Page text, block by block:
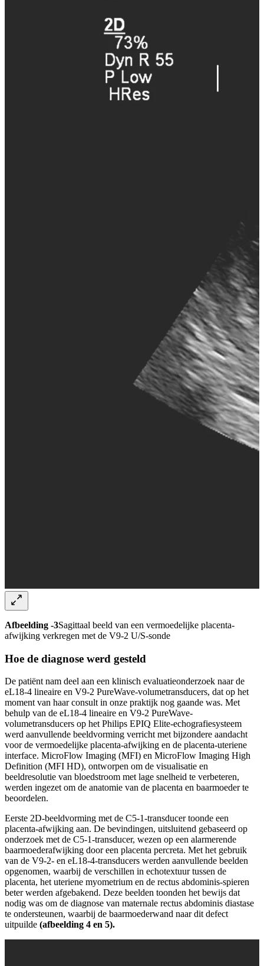
Afbeelding -3Sagittaal beeld van een vermoedelijke placenta-
afwijking verkregen met de V9-2 U/S-sonde
Hoe de diagnose werd gesteld
De patiënt nam deel aan een klinisch evaluatieonderzoek naar de
eL18-4 lineaire en V9-2 PureWave-volumetransducers, dat op het
moment van haar consult in onze praktijk nog gaande was. Met
behulp van de eL18-4 lineaire en V9-2 PureWave-
volumetransducers op het Philips EPIQ Elite-echografiesysteem
werd aanvullende beeldvorming verricht met bijzondere aandacht
voor de vermoedelijke placenta-afwijking en de placenta-uteriene
interface. MicroFlow Imaging (MFI) en MicroFlow Imaging High
Definition (MFI HD), ontworpen om de visualisatie en
beeldresolutie van bloedstroom met lage snelheid te verbeteren,
werden ingezet om de anatomie van de placenta en baarmoeder te
beoordelen.
Eerste 2D-beeldvorming met de C5-1-transducer toonde een
placenta-afwijking aan. De bevindingen, uitsluitend gebaseerd op
onderzoek met de C5-1-transducer, wezen op een alarmerende
baarmoederafwijking door een placenta percreta. Met het gebruik
van de V9-2- en eL18-4-transducers werden aanvullende beelden
opgenomen, waarbij de verschillen in echotextuur tussen de
placenta, het uteriene myometrium en de rectus abdominis-spieren
beter werden afgebakend. Deze beelden toonden het bewijs dat
nodig was om de diagnose van maternale rectus abdominis diastase
te ondersteunen, waarbij de baarmoederwand naar dit defect
uitpuilde (afbeelding 4 en 5).